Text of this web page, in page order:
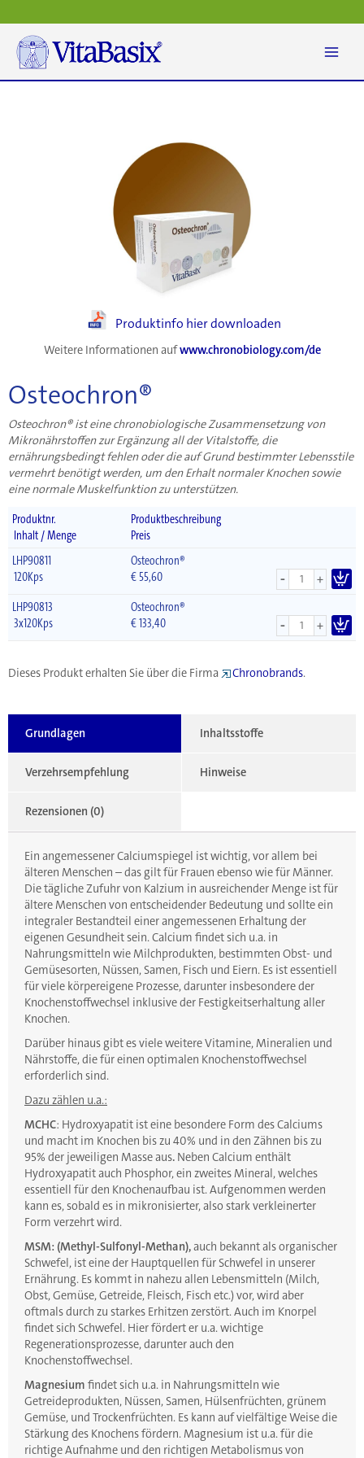
Inhalt
springen
Produktinfo hier downloaden
Weitere Informationen aufwww.chronobiology.com/de
Osteochron®
Osteochron® ist eine chronobiologische Zusammensetzung von
Mikronährstoffen zur Ergänzung all der Vitalstoffe, die
ernährungsbedingt fehlen oder die auf Grund bestimmter Lebensstile
vermehrt benötigt werden, um den Erhalt normaler Knochen sowie
eine normale Muskelfunktion zu unterstützen.
Produktnr.
Produktbeschreibung
Inhalt / Menge
Preis
LHP90811
Osteochron®
120Kps
€55,60 - +
LHP90813
Osteochron®
3x120Kps
€133,40 - +
Dieses Produkt erhalten Sie über die Firma Chronobrands.
Grundlagen Inhaltsstoffe
Verzehrsempfehlung Hinweise
Rezensionen (0)
Ein angemessener Calciumspiegel ist wichtig, vor allem bei
älteren Menschen – das gilt für Frauen ebenso wie für Männer.
Die tägliche Zufuhr von Kalzium in ausreichender Menge ist für
ältere Menschen von entscheidender Bedeutung und sollte ein
integraler Bestandteil einer angemessenen Erhaltung der
eigenen Gesundheit sein. Calcium findet sich u.a. in
Nahrungsmitteln wie Milchprodukten, bestimmten Obst- und
Gemüsesorten, Nüssen, Samen, Fisch und Eiern. Es ist essentiell
für viele körpereigene Prozesse, darunter insbesondere der
Knochenstoffwechsel inklusive der Festigkeitserhaltung aller
Knochen.
Darüber hinaus gibt es viele weitere Vitamine, Mineralien und
Nährstoffe, die für einen optimalen Knochenstoffwechsel
erforderlich sind.
Dazu zählen u.a.:
MCHC: Hydroxyapatit ist eine besondere Form des Calciums
und macht im Knochen bis zu 40% und in den Zähnen bis zu
95% der jeweiligen Masse aus. Neben Calcium enthält
Hydroxyapatit auch Phosphor, ein zweites Mineral, welches
essentiell für den Knochenaufbau ist. Aufgenommen werden
kann es, sobald es in mikronisierter, also stark verkleinerter
Form verzehrt wird.
MSM: (Methyl-Sulfonyl-Methan),auch bekannt als organischer
Schwefel, ist eine der Hauptquellen für Schwefel in unserer
Ernährung. Es kommt in nahezu allen Lebensmitteln (Milch,
Obst, Gemüse, Getreide, Fleisch, Fisch etc.) vor, wird aber
oftmals durch zu starkes Erhitzen zerstört. Auch im Knorpel
findet sich Schwefel. Hier fördert er u.a. wichtige
Regenerationsprozesse, darunter auch den
Knochenstoffwechsel.
Magnesium findet sich u.a. in Nahrungsmitteln wie
Getreideprodukten, Nüssen, Samen, Hülsenfrüchten, grünem
Gemüse, und Trockenfrüchten. Es kann auf vielfältige Weise die
Stärkung des Knochens fördern. Magnesium ist u.a. für die
richtige Aufnahme und den richtigen Metabolismus von